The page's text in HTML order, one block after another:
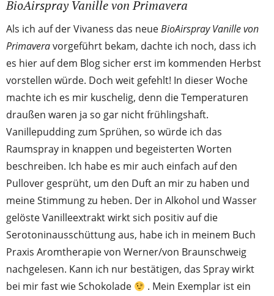
BioAirspray Vanille von Primavera
Als ich auf der Vivaness das neueBioAirspray Vanille von
Primaveravorgeführt bekam, dachte ich noch, dass ich
es hier auf dem Blog sicher erst im kommenden Herbst
vorstellen würde. Doch weit gefehlt! In dieser Woche
machte ich es mir kuschelig, denn die Temperaturen
draußen waren ja so gar nicht frühlingshaft.
Vanillepudding zum Sprühen, so würde ich das
Raumspray in knappen und begeisterten Worten
beschreiben. Ich habe es mir auch einfach auf den
Pullover gesprüht, um den Duft an mir zu haben und
meine Stimmung zu heben. Der in Alkohol und Wasser
gelöste Vanilleextrakt wirkt sich positiv auf die
Serotoninausschüttung aus, habe ich in meinem Buch
Praxis Aromtherapie von Werner/von Braunschweig
nachgelesen. Kann ich nur bestätigen, das Spray wirkt
bei mir fast wie Schokolade
. Mein Exemplar ist ein